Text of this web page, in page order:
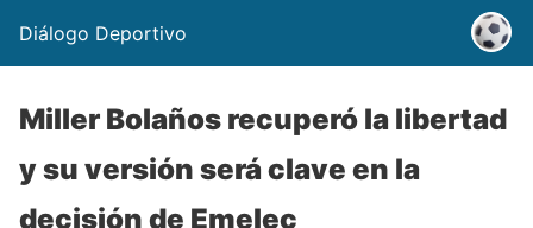
Diálogo Deportivo
Miller Bolaños recuperó la libertad
y su versión será clave en la
decisión de Emelec